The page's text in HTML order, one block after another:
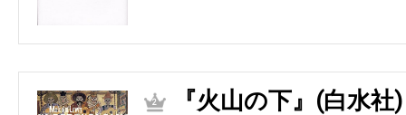
2 『火山の下』(白水社)